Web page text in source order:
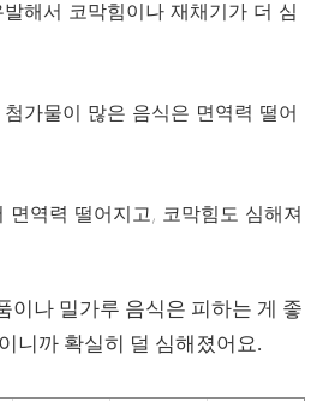
해서 코막힘이나 재채기가 더 심
가물이 많은 음식은 면역력 떨어
역력 떨어지고, 코막힘도 심해져
이나 밀가루 음식은 피하는 게 좋
니까 확실히 덜 심해졌어요.